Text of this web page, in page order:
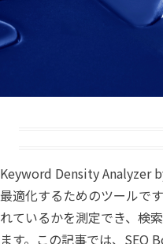
Keyword Density Analyzer
最適化するためのツールで
れているかを測定でき、検
ます。この記事では、SEO